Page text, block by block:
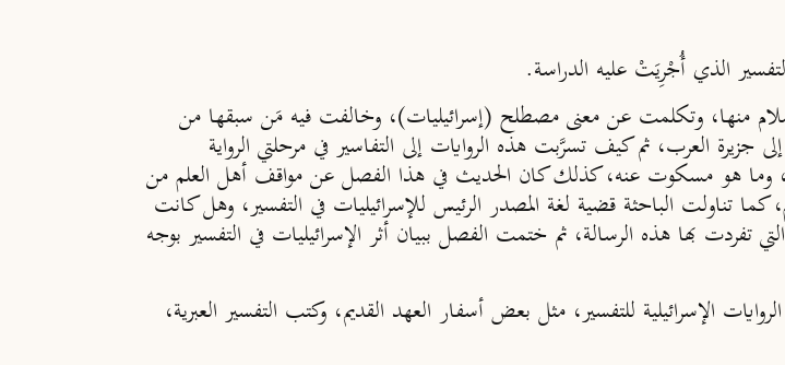
الذي أُجْرِيَتْ عليه الدراسة.
منها، وتكلمت عن معنى مصطلح (إسرائيليات)، وخالفت فيه مَن سبقها من
العرب، ثم كيف تسرَّبت هذه الروايات إلى التفاسير في مرحلتي الرواية
وما هو مسكوت عنه، كذلك كان الحديث في هذا الفصل عن مواقف أهل العلم من
كما تناولت الباحثة قضية لغة المصدر الرئيس للإسرائيليات في التفسير، وهل كانت
تفردت بها هذه الرسالة، ثم ختمت الفصل ببيان أثر الإسرائيليات في التفسير بوجه
الإسرائيلية للتفسير، مثل بعض أسفار العهد القديم، وكتب التفسير العبرية،